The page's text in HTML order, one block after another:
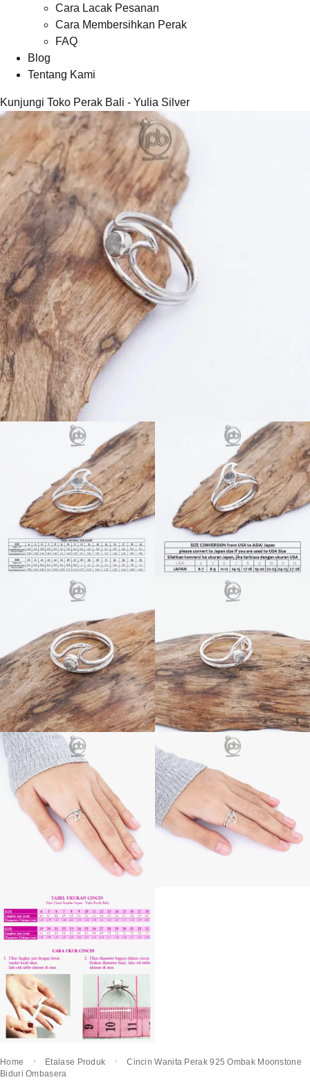
Cara Lacak Pesanan
Cara Membersihkan Perak
FAQ
Blog
Tentang Kami
Kunjungi Toko Perak Bali - Yulia Silver
Home Etalase Produk
Cincin Wanita Perak 925 Ombak Moonstone
Biduri Ombasera